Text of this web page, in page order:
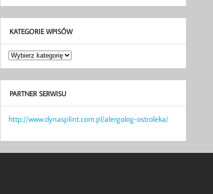
KATEGORIE WPISÓW
Kategorie
wpisów
PARTNER SERWISU
http://www.dynasplint.com.pl/alergolog-ostroleka/